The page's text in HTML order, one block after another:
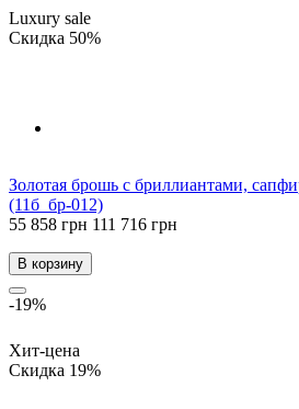
Luxury sale
Скидка 50%
Золотая брошь с бриллиантами,
(11б_бр-012)
55 858 грн 111 716 грн
В корзину
-19%
Хит-цена
Скидка 19%